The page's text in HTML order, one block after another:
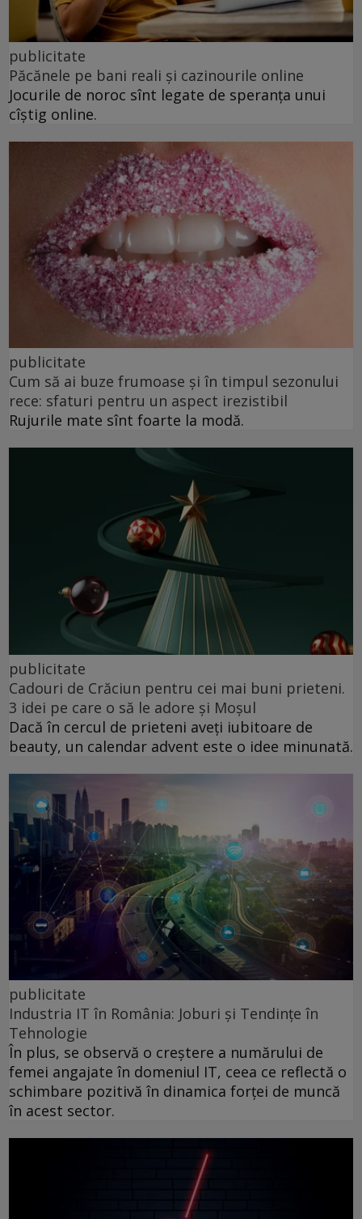
publicitate
Păcănele pe bani reali și cazinourile online
Jocurile de noroc sînt legate de speranța unui
cîștig online.
publicitate
Cum să ai buze frumoase şi în timpul sezonului
rece: sfaturi pentru un aspect irezistibil
Rujurile mate sînt foarte la modă.
publicitate
Cadouri de Crăciun pentru cei mai buni prieteni.
3 idei pe care o să le adore și Moșul
Dacă în cercul de prieteni aveți iubitoare de
beauty, un calendar advent este o idee minunată.
publicitate
Industria IT în România: Joburi și Tendințe în
Tehnologie
În plus, se observă o creștere a numărului de
femei angajate în domeniul IT, ceea ce reflectă o
schimbare pozitivă în dinamica forței de muncă
în acest sector.